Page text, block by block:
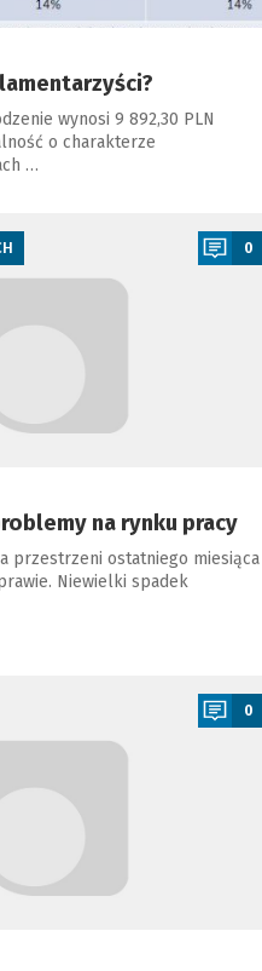
wynosi 9 892,30 PLN
o charakterze
…
0
na rynku pracy
przestrzeni ostatniego miesiąca
Niewielki spadek
0